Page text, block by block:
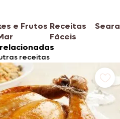
e Frutos Receitas
Fáceis
Seara
receitas